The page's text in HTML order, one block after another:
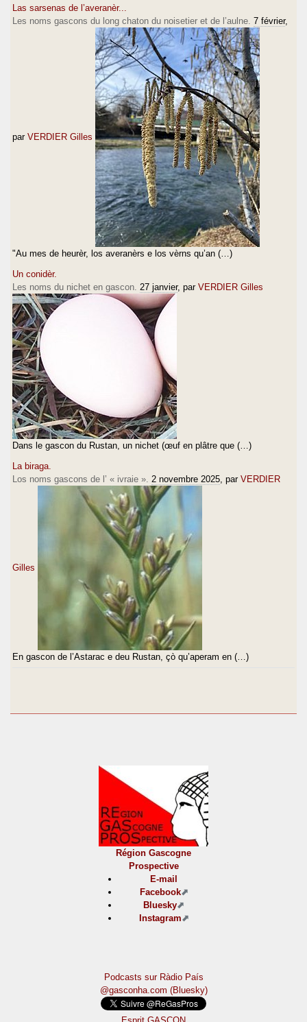
Las sarsenas de l’averanèr...
Les noms gascons du long chaton du noisetier et de l’aulne. 7 février,
par VERDIER Gilles
"Au mes de heurèr, los averanèrs e los vèrns qu’an (…)
Un conidèr.
Les noms du nichet en gascon. 27 janvier, par VERDIER Gilles
Dans le gascon du Rustan, un nichet (œuf en plâtre que (…)
La biraga.
Los noms gascons de l’ « ivraie ». 2 novembre 2025 , par VERDIER
Gilles
En gascon de l’Astarac e deu Rustan, çò qu’aperam en (…)
Région Gascogne
Prospective
E-mail
Facebook
Bluesky
Instagram
Podcasts sur Ràdio País
@gasconha.com (Bluesky)